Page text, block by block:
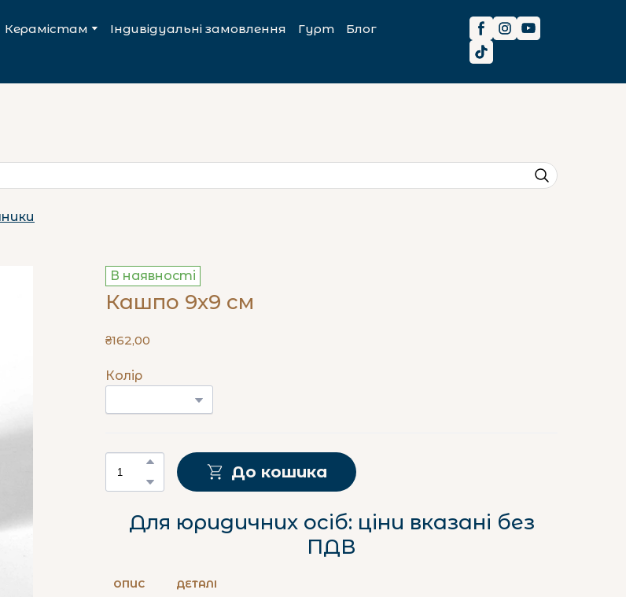
Керамістам Індивідуальні замовлення Гурт
Блог
В наявності
Кашпо 9х9 см
₴162,00
Колір
До кошика
Для юридичних осіб: ціни вказані без
ПДВ
ОПИС ДЕТАЛІ